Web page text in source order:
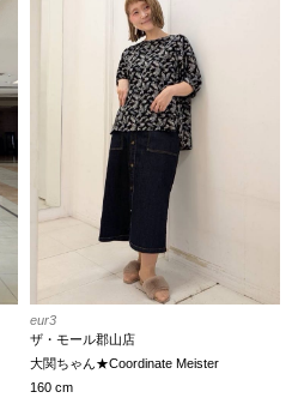
eur3
ザ・モール郡山店
大関ちゃん★Coordinate Meister
160 cm